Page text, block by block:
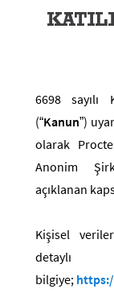
6698 sayılı
(“Kanun”)
olarak
Anonim
açıklanan
Kişisel
detaylı
bilgiye;